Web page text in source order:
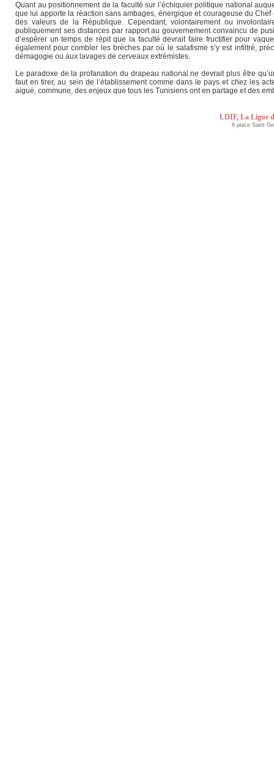
Quant au positionnement de la faculté sur l’échiquier politique national
que lui apporte la réaction sans ambages, énergique et courageuse du
des valeurs de la République. Cependant, volontairement ou
publiquement ses distances par rapport au gouvernement convaincu de
d’espérer un temps de répit que la faculté devrait faire fructifier pour
également pour combler les brèches par où le salafisme s’y est infiltré,
démagogie ou aux lavages de cerveaux extrémistes.
Le paradoxe de la profanation du drapeau national ne devrait plus être
faut en tirer, au sein de l’établissement comme dans le pays et chez les
aiguë, commune, des enjeux que tous les Tunisiens ont en partage et des
LDIF, La Ligue
6 place Saint